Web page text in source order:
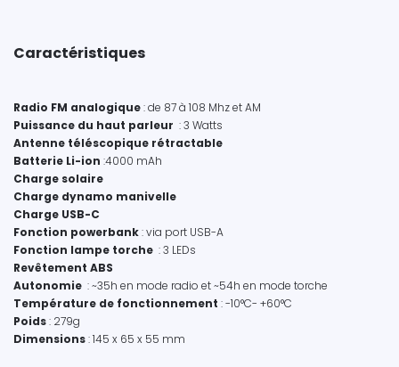
Caractéristiques
Radio FM analogique: de 87 à 108 Mhz et AM
Puissance du haut parleur : 3 Watts
Antenne téléscopique rétractable
Batterie Li-ion :4000 mAh
Charge solaire
Charge dynamo manivelle
Charge USB-C
Fonction powerbank: via port USB-A
Fonction lampe torche : 3 LEDs
Revêtement ABS
Autonomie : ~35h en mode radio et ~54h en mode torche
Température de fonctionnement : -10°C- +60°C
Poids: 279g
Dimensions: 145 x 65 x 55 mm